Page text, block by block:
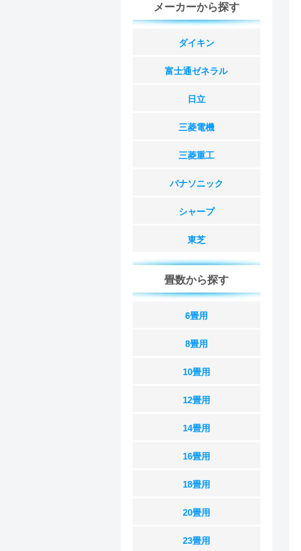
メーカーから探す
ダイキン
富士通ゼネラル
日立
三菱電機
三菱重工
パナソニック
シャープ
東芝
畳数から探す
6畳用
8畳用
10畳用
12畳用
14畳用
16畳用
18畳用
20畳用
23畳用